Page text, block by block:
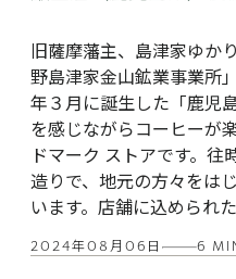
旧薩摩藩主、島津家ゆか
野島津家金山鉱業事業所
年３月に誕生した「鹿児
を感じながらコーヒーが
ドマーク ストアです。往
造りで、地元の方々をは
います。店舗に込められ
2024年08月06日 6